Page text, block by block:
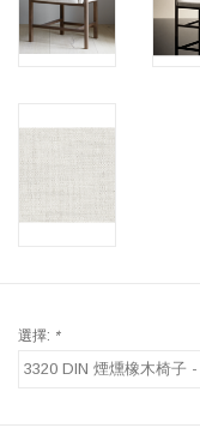
STORIES 故事
選擇: *